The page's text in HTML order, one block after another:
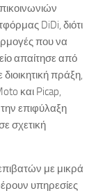
DiDi, διότι
που να
απαίτησε από
πράξη,
και Picap,
επιφύλαξη
σχετική
με μικρά
υπηρεσίες